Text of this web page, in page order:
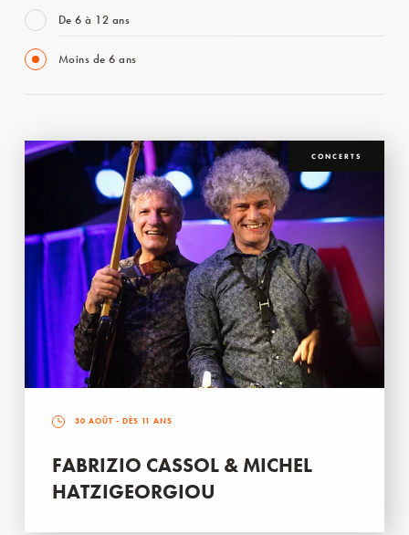
De 6 à 12 ans
Moins de 6 ans
CONCERTS
30 AOÛT - DÈS 11 ANS
FABRIZIO CASSOL & MICHEL
HATZIGEORGIOU